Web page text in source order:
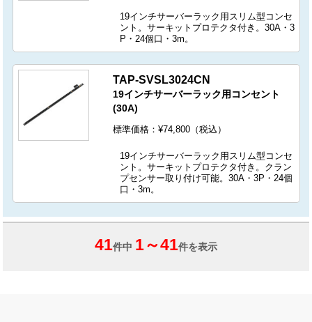
19インチサーバーラック用スリム型コンセ
ント。サーキットプロテクタ付き。30A・3
P・24個口・3m。
TAP-SVSL3024CN
19インチサーバーラック用コンセント
(30A)
標準価格：¥74,800（税込）
19インチサーバーラック用スリム型コンセ
ント。サーキットプロテクタ付き。クラン
プセンサー取り付け可能。30A・3P・24個
口・3m。
41件中 1～41件を表示